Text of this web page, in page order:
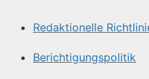
Redaktionelle
Berichtigungspolitik